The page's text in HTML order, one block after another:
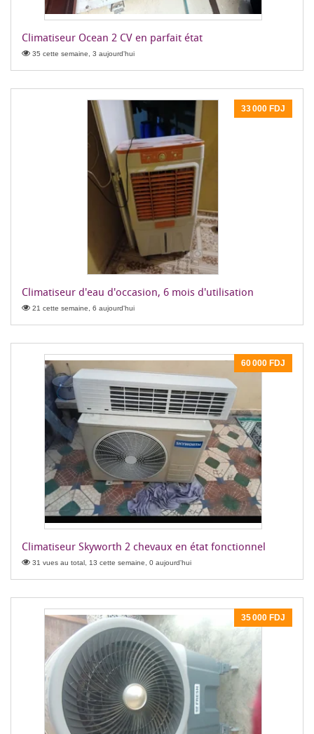
Climatiseur Ocean 2 CV en parfait état
35 cette semaine, 3 aujourd'hui
33 000 FDJ
Climatiseur d'eau d'occasion, 6 mois d'utilisation
21 cette semaine, 6 aujourd'hui
60 000 FDJ
Climatiseur Skyworth 2 chevaux en état fonctionnel
31 vues au total, 13 cette semaine, 0 aujourd'hui
35 000 FDJ